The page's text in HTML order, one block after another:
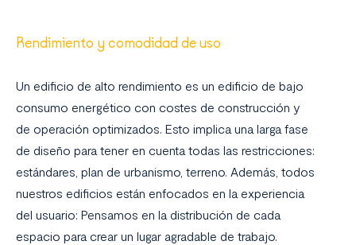
Rendimiento y comodidad de uso
Un edificio de alto rendimiento es un edificio de bajo
consumo energético con costes de construcción y
de operación optimizados. Esto implica una larga fase
de diseño para tener en cuenta todas las restricciones:
estándares, plan de urbanismo, terreno. Además, todos
nuestros edificios están enfocados en la experiencia
del usuario: Pensamos en la distribución de cada
espacio para crear un lugar agradable de trabajo.